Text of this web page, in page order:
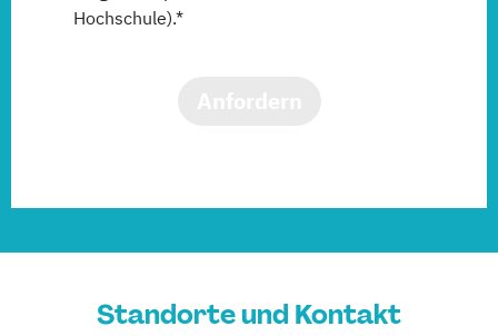
Hochschule).*
Standorte und Kontakt